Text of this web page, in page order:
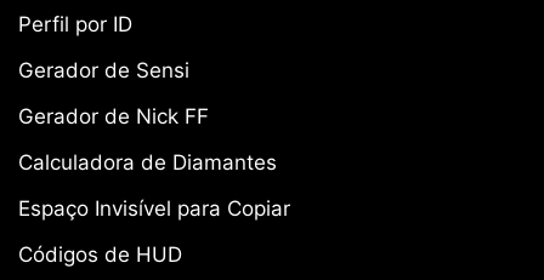
Perfil por ID
Gerador de Sensi
Gerador de Nick FF
Calculadora de Diamantes
Espaço Invisível para Copiar
Códigos de HUD